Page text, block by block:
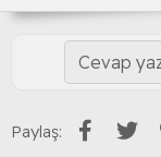
Cevap
Paylaş: